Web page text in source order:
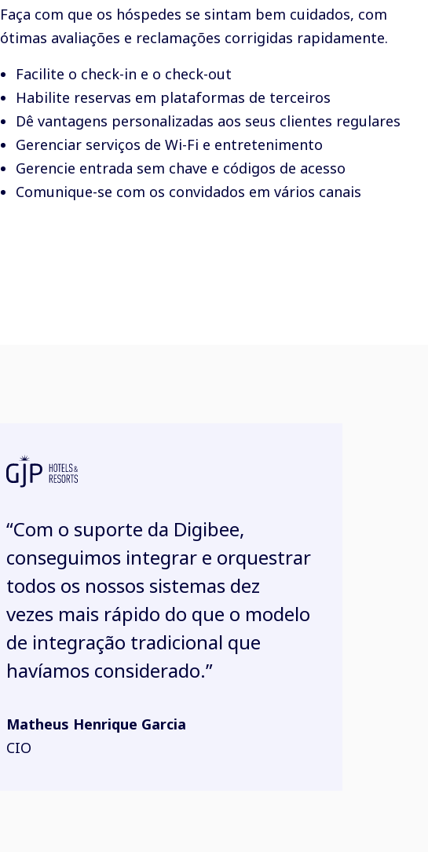
Faça com que os hóspedes se sintam bem cuidados, com
ótimas avaliações e reclamações corrigidas rapidamente.
Facilite o check-in e o check-out
Habilite reservas em plataformas de terceiros
Dê vantagens personalizadas aos seus clientes regulares
Gerenciar serviços de Wi-Fi e entretenimento
Gerencie entrada sem chave e códigos de acesso
Comunique-se com os convidados em vários canais
“Com o suporte da Digibee,
conseguimos integrar e orquestrar
todos os nossos sistemas dez
vezes mais rápido do que o modelo
de integração tradicional que
havíamos considerado.”
Matheus Henrique Garcia
CIO